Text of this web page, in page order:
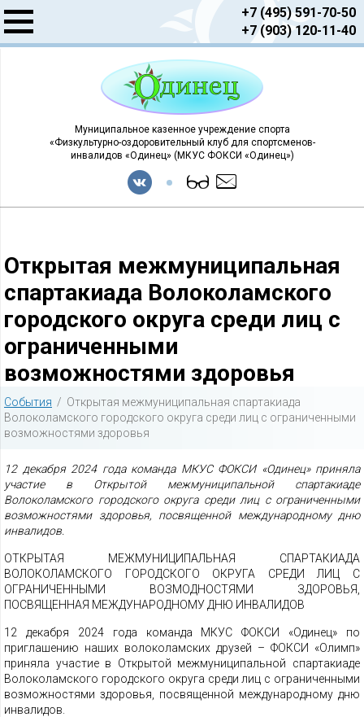
+7 (495) 591-70-50
+7 (903) 120-11-40
Муниципальное казенное учреждение спорта
«Физкультурно-оздоровительный клуб для спортсменов-
инвалидов «Одинец» (МКУС ФОКСИ «Одинец»)
Открытая межмуниципальная
спартакиада Волоколамского
городского округа среди лиц с
ограниченными
возможностями здоровья
События / Открытая межмуниципальная спартакиада
Волоколамского городского округа среди лиц с ограниченными
возможностями здоровья
12 декабря 2024 года команда МКУС ФОКСИ «Одинец» приняла
участие в Открытой межмуниципальной спартакиаде
Волоколамского городского округа среди лиц с ограниченными
возможностями здоровья, посвященной международному дню
инвалидов.
ОТКРЫТАЯ МЕЖМУНИЦИПАЛЬНАЯ СПАРТАКИАДА
ВОЛОКОЛАМСКОГО ГОРОДСКОГО ОКРУГА СРЕДИ ЛИЦ С
ОГРАНИЧЕННЫМИ ВОЗМОДНОСТЯМИ ЗДОРОВЬЯ,
ПОСВЯЩЕННАЯ МЕЖДУНАРОДНОМУ ДНЮ ИНВАЛИДОВ
12 декабря 2024 года команда МКУС ФОКСИ «Одинец» по
приглашению наших волоколамских друзей – ФОКСИ «Олимп»
приняла участие в Открытой межмуниципальной спартакиаде
Волоколамского городского округа среди лиц с ограниченными
возможностями здоровья, посвященной международному дню
инвалидов.